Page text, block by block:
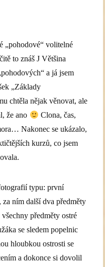
„pohodové“ volitelné
to znáš J Většina
a já jsem
„Základy
chtěla nějak věnovat, ale
že ano
Clona, čas,
Nakonec se ukázalo,
kurzů, co jsem
typu: první
ním další dva předměty
předměty ostré
se sledem popelnic
hloubkou ostrosti se
a dokonce si dovolil